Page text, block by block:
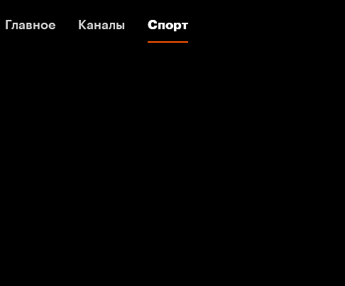
Главное Каналы Спорт
Главное Каналы Спорт